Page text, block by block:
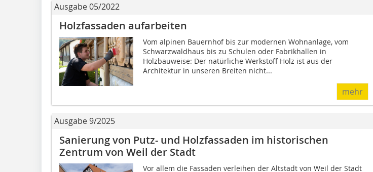
Ausgabe 05/2022
Holzfassaden aufarbeiten
Vom alpinen Bauernhof bis zur modernen Wohnanlage, vom
Schwarzwaldhaus bis zu Schulen oder Fabrikhallen in
Holzbauweise: Der natürliche Werkstoff Holz ist aus der
Architektur in unseren Breiten nicht...
mehr
Ausgabe 9/2025
Sanierung von Putz- und Holzfassaden im historischen
Zentrum von Weil der Stadt
Vor allem die Fassaden verleihen der Altstadt von Weil der Stadt